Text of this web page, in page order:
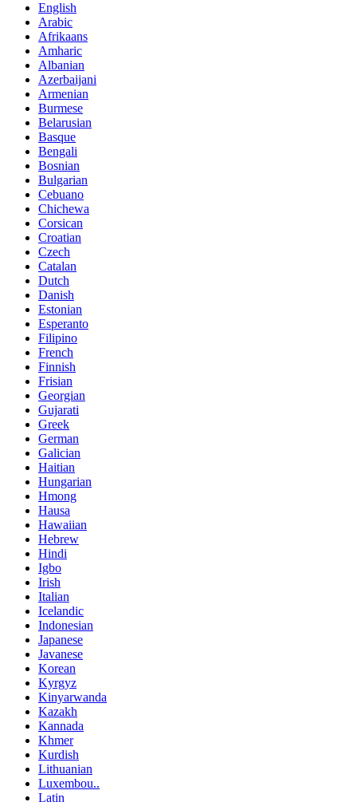
English
Arabic
Afrikaans
Amharic
Albanian
Azerbaijani
Armenian
Burmese
Belarusian
Basque
Bengali
Bosnian
Bulgarian
Cebuano
Chichewa
Corsican
Croatian
Czech
Catalan
Dutch
Danish
Estonian
Esperanto
Filipino
French
Finnish
Frisian
Georgian
Gujarati
Greek
German
Galician
Haitian
Hungarian
Hmong
Hausa
Hawaiian
Hebrew
Hindi
Igbo
Irish
Italian
Icelandic
Indonesian
Japanese
Javanese
Korean
Kyrgyz
Kinyarwanda
Kazakh
Kannada
Khmer
Kurdish
Lithuanian
Luxembou..
Latin